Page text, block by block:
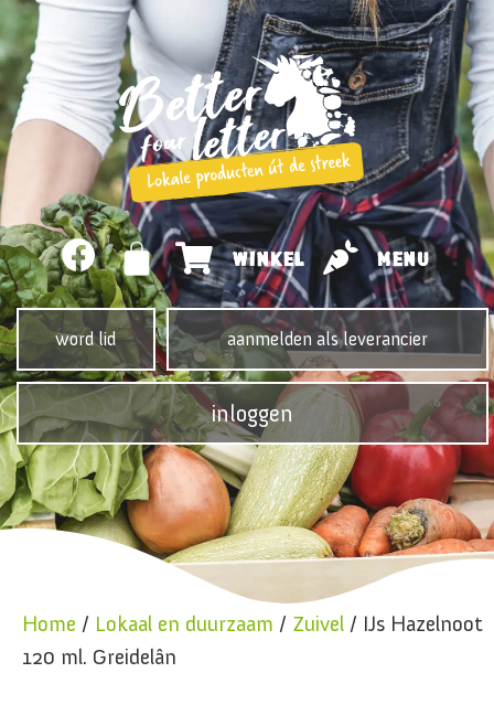
WINKEL MENU
word lid aanmelden als leverancier
inloggen
Home / Lokaal en duurzaam / Zuivel / IJs Hazelnoot
120 ml. Greidelân